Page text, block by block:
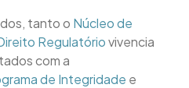
tanto o Núcleo de
Regulatóriovivencia
com a
de Integridade e